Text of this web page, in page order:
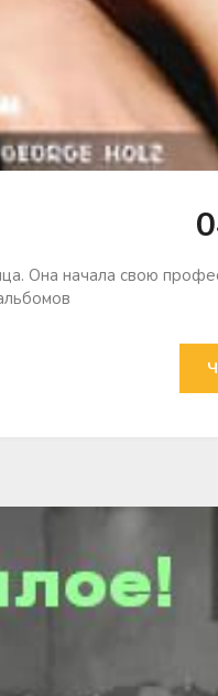
Она начала свою